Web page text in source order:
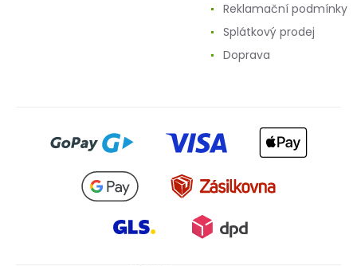
Reklamační podmínky
Splátkový prodej
Doprava